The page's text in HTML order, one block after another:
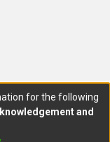
for the following
and